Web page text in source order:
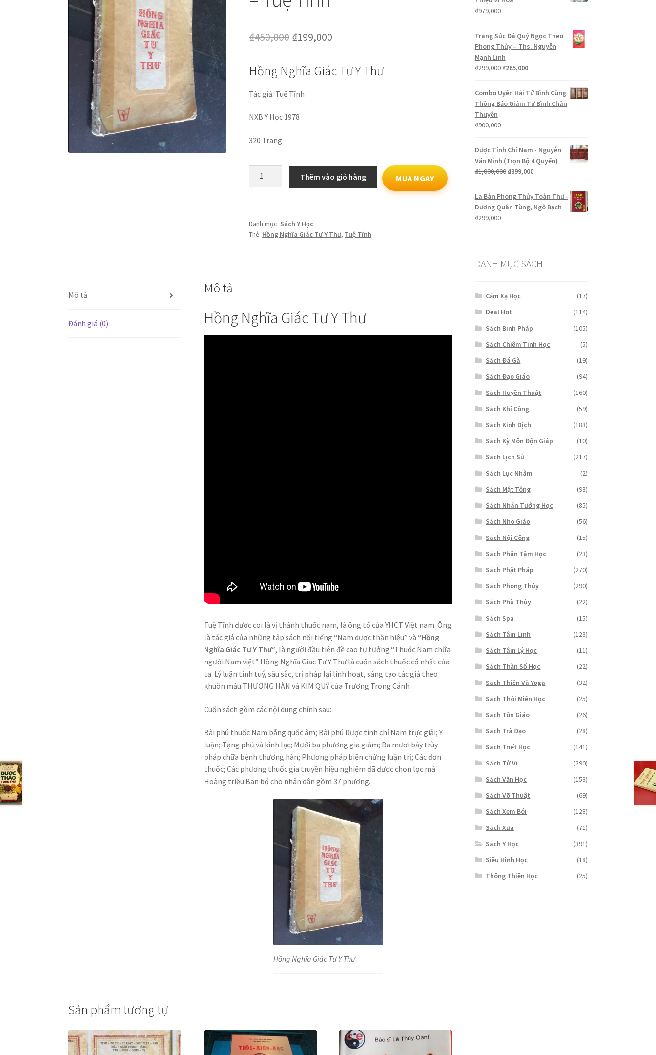
₫450,000 Giá
là:
₫450,000.
₫199,000
tại
Hồng Nghĩa Giác Tư Y Thư
Tác giả: Tuệ Tĩnh
NXB Y Học 1978
320 Trang
Y
Thư
Thêm vào giỏ hàng MUA NGAY
Danh mục: Sách Y Học
Thẻ: Hồng Nghĩa Giác Tư Y Thư, Tuệ Tĩnh
Mô tả
Đánh giá (0)
Mô tả
Hồng Nghĩa Giác Tư Y Thư
Tuệ Tĩnh được coi là vị thánh thuốc nam, là ông tổ của YHCT Việt nam. Ông
là tác giả của những tập sách nổi tiếng “Nam dược thần hiệu” và “Hồng
Nghĩa Giác Tư Y Thư”, là người đầu tiên đề cao tư tưởng “Thuốc Nam chữa
người Nam việt” Hồng Nghĩa Giac Tư Y Thư là cuốn sách thuốc cổ nhất của
ta. Lý luận tinh tuý, sâu sắc, trị pháp lại linh hoạt, sáng tạo tác giả theo
khuôn mẫu THƯƠNG HÀN và KIM QUỸ của Trương Trọng Cảnh.
Cuốn sách gồm các nội dung chính sau:
Bài phú thuốc Nam bằng quốc âm; Bài phú Dược tính chỉ Nam trực giải; Y
luận; Tạng phủ và kinh lạc; Mười ba phương gia giảm; Ba mươi bảy trùy
pháp chữa bệnh thương hàn; Phương pháp biện chứng luận trị; Các đơn
thuốc; Các phương thuốc gia truyền hiệu nghiệm đã được chọn lọc mà
Hoàng triều Ban bố cho nhân dân gồm 37 phương.
Hồng Nghĩa Giác Tư Y Thư
Sản phẩm tương tự
₫979,000
Trang Sức Đá Quý Ngọc Theo
Phong Thủy – Ths. Nguyễn
Mạnh Linh
₫299,000 Giá
là:
₫299,000.
₫265,000Giá
tại
là:
Combo Uyên Hải Tử Bình Cùng
Thông Bảo Giám Tử Bình Chân
Thuyên
₫900,000
Dược Tính Chỉ Nam - Nguyễn
Văn Minh (Trọn Bộ 4 Quyển)
₫1,000,000 Giá
₫1,000,000.
₫899,000Giá
tại
là:
La Bàn Phong Thủy Toàn Thư -
Dương Quân Tùng, Ngô Bạch
₫299,000
DANH MỤC SÁCH
Cảm Xạ Học
(17)
Deal Hot
(114)
Sách Binh Pháp
(105)
Sách Chiêm Tinh Học
(5)
Sách Đá Gà
(19)
Sách Đạo Giáo
(94)
Sách Huyền Thuật
(160)
Sách Khí Công
(59)
Sách Kinh Dịch
(183)
Sách Kỳ Môn Độn Giáp
(10)
Sách Lịch Sử
(217)
Sách Lục Nhâm
(2)
Sách Mật Tông
(93)
Sách Nhân Tướng Học
(85)
Sách Nho Giáo
(56)
Sách Nội Công
(15)
Sách Phân Tâm Học
(23)
Sách Phật Pháp
(270)
Sách Phong Thủy
(290)
Sách Phù Thủy
(22)
Sách Spa
(15)
Sách Tâm Linh
(123)
Sách Tâm Lý Học
(11)
Sách Thần Số Học
(22)
Sách Thiền Và Yoga
(32)
Sách Thôi Miên Học
(25)
Sách Tôn Giáo
(26)
Sách Trà Đạo
(28)
Sách Triết Học
(141)
Sách Tử Vi
(290)
Sách Văn Học
(153)
Sách Võ Thuật
(69)
Sách Xem Bói
(128)
Sách Xưa
(71)
Sách Y Học
(391)
Siêu Hình Học
(18)
Thông Thiên Học
(25)